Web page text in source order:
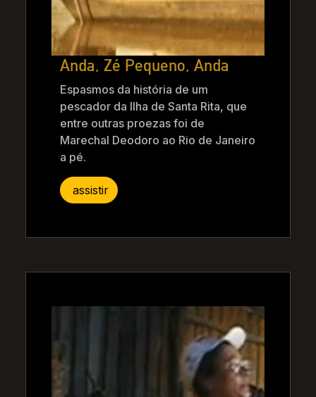
Anda, Zé Pequeno, Anda
Espasmos da história de um
pescador da Ilha de Santa Rita, que
entre outras proezas foi de
Marechal Deodoro ao Rio de Janeiro
a pé.
assistir